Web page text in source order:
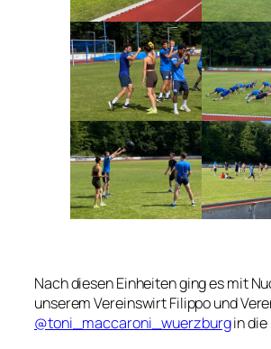
Nach diesen Einheiten ging es mit
unserem Vereinswirt Filippo und
@toni_maccaroni_wuerzburgin die